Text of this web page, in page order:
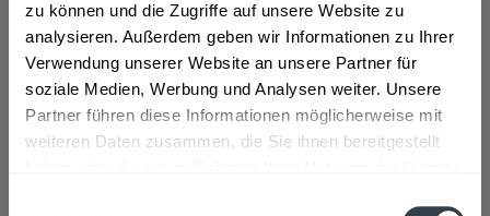
zu können und die Zugriffe auf unsere Website zu
analysieren. Außerdem geben wir Informationen zu Ihrer
Verwendung unserer Website an unsere Partner für
soziale Medien, Werbung und Analysen weiter. Unsere
Partner führen diese Informationen möglicherweise mit
weiteren Daten zusammen, die Sie ihnen bereitgestellt
Artikel-Nr.:
25948
Verfügbar in:
Lünen,
Lüdinghausen,Ascheberg,Bönen,Nordkirchen
Beschreibung